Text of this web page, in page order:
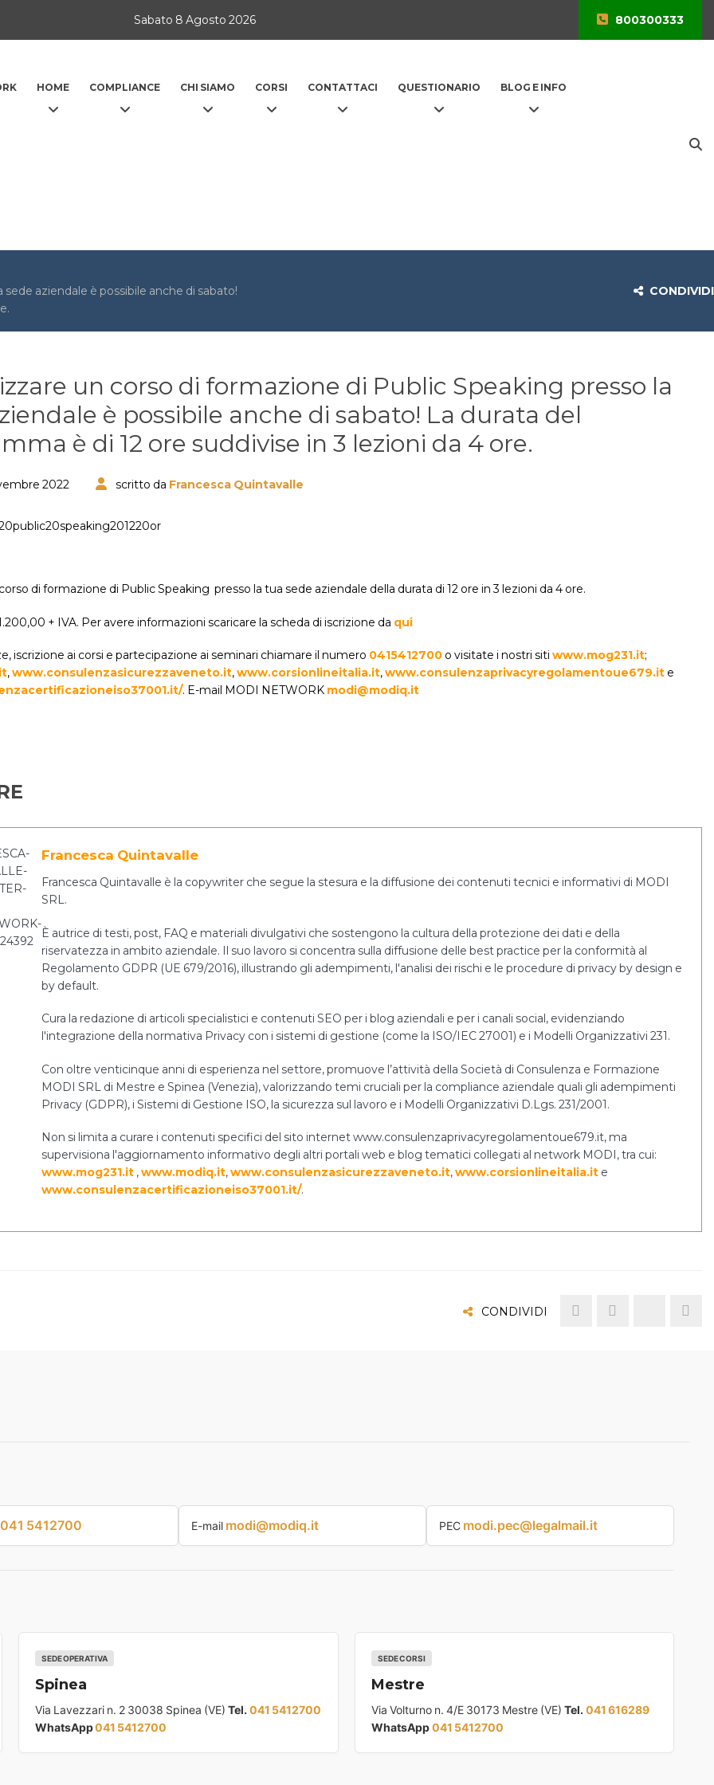
Sabato 8 Agosto 2026 800300333
HOME COMPLIANCE CHI SIAMO CORSI CONTATTACI QUESTIONARIO BLOG E INFO
aziendale è possibile anche di sabato!
CONDIVIDI
un corso di formazione di Public Speaking presso la
è possibile anche di sabato! La durata del
è di 12 ore suddivise in 3 lezioni da 4 ore.
2022 scritto da Francesca Quintavalle
di formazione di Public Speaking presso la tua sede aziendale della durata di 12 ore in 3 lezioni da 4 ore.
+ IVA. Per avere informazioni scaricare la scheda di iscrizione da qui
iscrizione ai corsi e partecipazione ai seminari chiamare il numero 0415412700 o visitate i nostri siti www.mog231.it;
,www.consulenzasicurezzaveneto.it,www.corsionlineitalia.it,www.consulenzaprivacyregolamentoue679.it e
. E-mail MODI NETWORK modi@modiq.it
Francesca Quintavalle
Francesca Quintavalle è la copywriter che segue la stesura e la diffusione dei contenuti tecnici e informativi di MODI
SRL.
È autrice di testi, post, FAQ e materiali divulgativi che sostengono la cultura della protezione dei dati e della
riservatezza in ambito aziendale. Il suo lavoro si concentra sulla diffusione delle best practice per la conformità al
Regolamento GDPR (UE 679/2016), illustrando gli adempimenti, l'analisi dei rischi e le procedure di privacy by design e
by default.
Cura la redazione di articoli specialistici e contenuti SEO per i blog aziendali e per i canali social, evidenziando
l'integrazione della normativa Privacy con i sistemi di gestione (come la ISO/IEC 27001) e i Modelli Organizzativi 231.
Con oltre venticinque anni di esperienza nel settore, promuove l’attività della Società di Consulenza e Formazione
MODI SRL di Mestre e Spinea (Venezia), valorizzando temi cruciali per la compliance aziendale quali gli adempimenti
Privacy (GDPR), i Sistemi di Gestione ISO, la sicurezza sul lavoro e i Modelli Organizzativi D.Lgs. 231/2001.
Non si limita a curare i contenuti specifici del sito internet www.consulenzaprivacyregolamentoue679.it, ma
supervisiona l'aggiornamento informativo degli altri portali web e blog tematici collegati al network MODI, tra cui:
www.mog231.it ,www.modiq.it,www.consulenzasicurezzaveneto.it,www.corsionlineitalia.it e
www.consulenzacertificazioneiso37001.it/.
CONDIVIDI
041 5412700 E-mail modi@modiq.it PEC modi.pec@legalmail.it
SEDE OPERATIVA
Spinea
Via Lavezzari n. 2 30038 Spinea (VE)Tel. 041 5412700
WhatsApp041 5412700
SEDE CORSI
Mestre
Via Volturno n. 4/E 30173 Mestre (VE) Tel. 041 616289
WhatsApp041 5412700